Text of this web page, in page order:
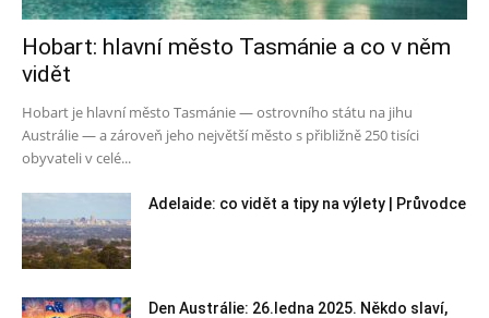
Hobart: hlavní město Tasmánie a co v něm
vidět
Hobart je hlavní město Tasmánie — ostrovního státu na jihu
Austrálie — a zároveň jeho největší město s přibližně 250 tisíci
obyvateli v celé...
Adelaide: co vidět a tipy na výlety | Průvodce
Den Austrálie: 26.ledna 2025. Někdo slaví,